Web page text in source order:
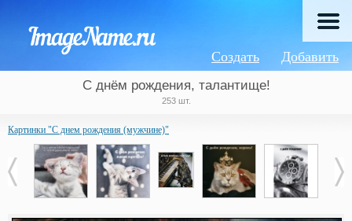
Добавить
Создать
С днём рождения, талантище!
253 шт.
Картинки "С днем рождения (мужчине)"